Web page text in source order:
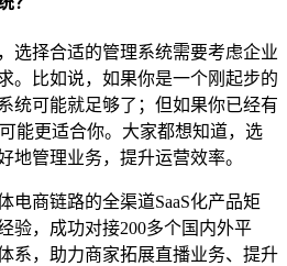
选择合适的管理系统需要考虑企业
。比如说，如果你是一个刚起步的
统可能就足够了；但如果你已经有
能更适合你。大家都想知道，选
地管理业务，提升运营效率。
电商链路的全渠道SaaS化产品矩
验，成功对接200多个国内外平
系，助力商家拓展直播业务、提升